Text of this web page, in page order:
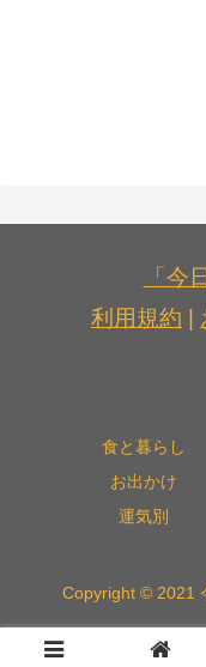
「今
利用規約 |
食と暮らし
お出かけ
運気別
Copyright © 2021